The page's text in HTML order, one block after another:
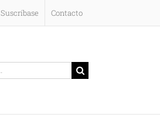
Suscríbase Contacto